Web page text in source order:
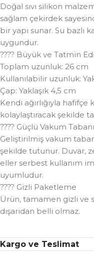
Doğal sıvı silikon
sağlam çekirdek
bir yapı sunar. Su bazlı
uygundur.
???? Büyük ve Tatmin
Toplam uzunluk: 26 cm
Kullanılabilir uzunluk:
Çap: Yaklaşık 4,5 cm
Kendi ağırlığıyla hafifçe
kolaylaştıracak şekilde
???? Güçlü Vakum Tabanı
Geliştirilmiş vakum
şekilde tutunur. Duvar,
eller serbest kullanım
uyumludur.
???? Gizli Paketleme
Ürün, tamamen gizli ve
dışarıdan belli olmaz.
Kargo ve Teslimat